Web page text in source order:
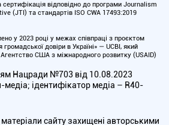
сертифікація відповідно до програми Journalism
(JTI) та стандартів ISO CWA 17493:2019
у 2023 році у межах співпраці з проєктом
громадської довіри в Україні» — UCBI, який
США з міжнародного розвитку (USAID)
Нацради №703 від 10.08.2023
медіа; ідентифікатор медіа – R40-
матеріали сайту захищені авторськими